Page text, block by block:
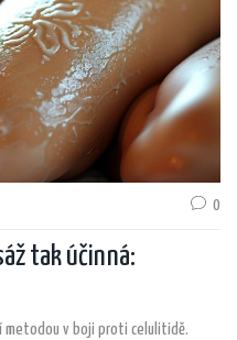
0
tak účinná:
metodou v boji proti celulitidě.